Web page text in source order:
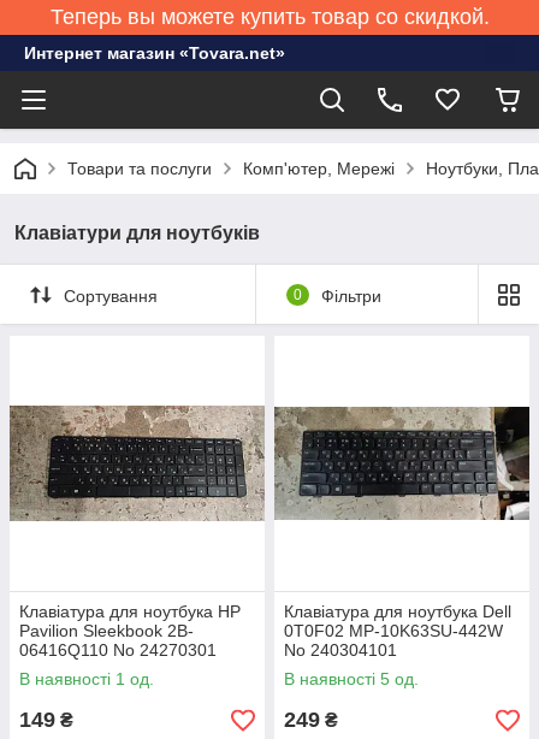
Теперь вы можете купить товар со скидкой.
Интернет магазин «Tovara.net»
Товари та послуги Комп'ютер, Мережі Ноутбуки,
Клавіатури для ноутбуків
Сортування 0 Фільтри
Клавіатура для ноутбука HP
Pavilion Sleekbook 2B-
06416Q110 No 24270301
В наявності 1 од.
149 ₴
Клавіатура для ноутбука Dell
0T0F02 MP-10K63SU-442W
No 240304101
В наявності 5 од.
249 ₴